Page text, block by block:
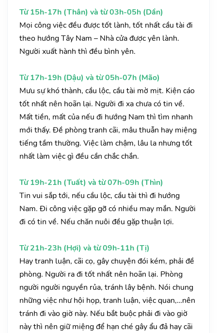
Từ 15h-17h (Thân) và từ 03h-05h (Dần)
Mọi công việc đều được tốt lành, tốt nhất cầu tài đi
theo hướng Tây Nam – Nhà cửa được yên lành.
Người xuất hành thì đều bình yên.
Từ 17h-19h (Dậu) và từ 05h-07h (Mão)
Mưu sự khó thành, cầu lộc, cầu tài mờ mịt. Kiện cáo
tốt nhất nên hoãn lại. Người đi xa chưa có tin về.
Mất tiền, mất của nếu đi hướng Nam thì tìm nhanh
mới thấy. Đề phòng tranh cãi, mâu thuẫn hay miệng
tiếng tầm thường. Việc làm chậm, lâu la nhưng tốt
nhất làm việc gì đều cần chắc chắn.
Từ 19h-21h (Tuất) và từ 07h-09h (Thìn)
Tin vui sắp tới, nếu cầu lộc, cầu tài thì đi hướng
Nam. Đi công việc gặp gỡ có nhiều may mắn. Người
đi có tin về. Nếu chăn nuôi đều gặp thuận lợi.
Từ 21h-23h (Hợi) và từ 09h-11h (Tị)
Hay tranh luận, cãi cọ, gây chuyện đói kém, phải đề
phòng. Người ra đi tốt nhất nên hoãn lại. Phòng
người người nguyền rủa, tránh lây bệnh. Nói chung
những việc như hội họp, tranh luận, việc quan,…nên
tránh đi vào giờ này. Nếu bắt buộc phải đi vào giờ
này thì nên giữ miệng để hạn ché gây ẩu đả hay cãi